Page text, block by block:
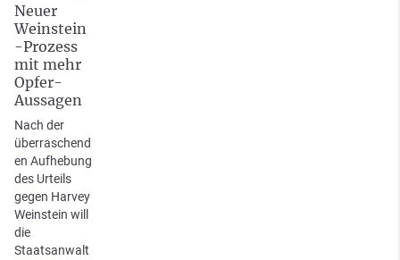
Neuer
Weinstein
-Prozess
mit mehr
Opfer-
Aussagen
Nach der
überraschend
en Aufhebung
des Urteils
gegen Harvey
Weinstein will
die
Staatsanwalt